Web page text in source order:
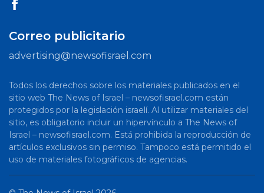
Correo publicitario
advertising@newsofisrael.com
Todos los derechos sobre los materiales publicados en el
sitio web The News of Israel – newsofisrael.com están
protegidos por la legislación israelí. Al utilizar materiales del
sitio, es obligatorio incluir un hipervínculo a The News of
Israel – newsofisrael.com. Está prohibida la reproducción de
artículos exclusivos sin permiso. Tampoco está permitido el
uso de materiales fotográficos de agencias.